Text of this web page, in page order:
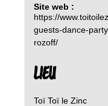
Site web :
https://
guests-dance-
rozoff/
LIEU
Toï Toï le Zinc